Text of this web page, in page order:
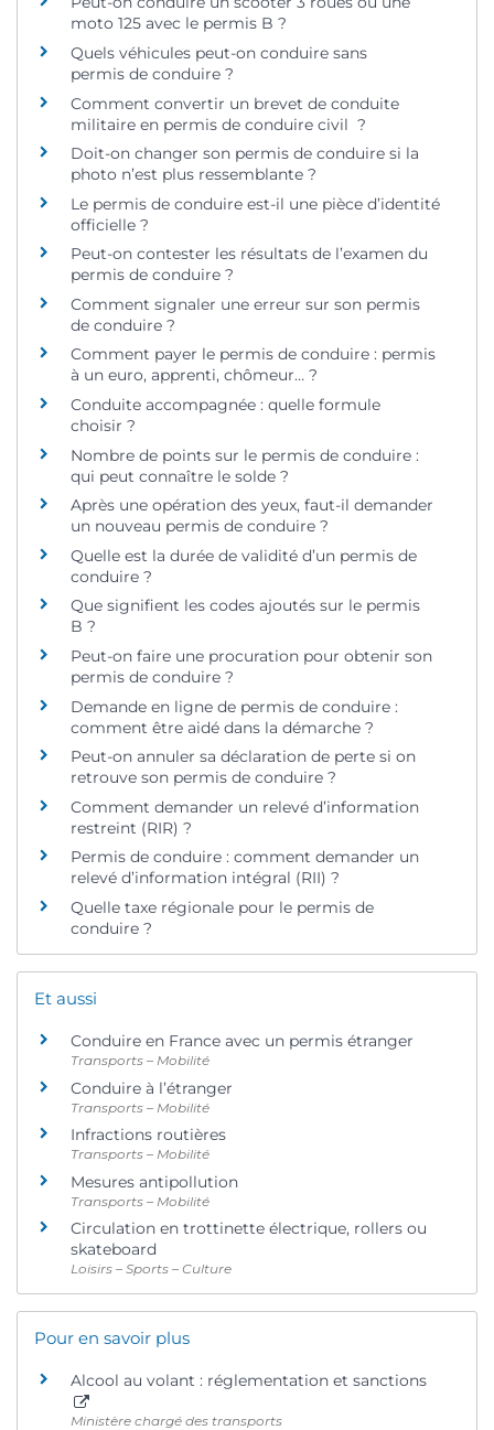
moto 125 avec le permis B ?
Quels véhicules peut-on conduire sans
permis de conduire ?
Comment convertir un brevet de conduite
militaire en permis de conduire civil ?
Doit-on changer son permis de conduire si la
photo n’est plus ressemblante ?
Le permis de conduire est-il une pièce d’identité
officielle ?
Peut-on contester les résultats de l’examen du
permis de conduire ?
Comment signaler une erreur sur son permis
de conduire ?
Comment payer le permis de conduire : permis
à un euro, apprenti, chômeur… ?
Conduite accompagnée : quelle formule
choisir ?
Nombre de points sur le permis de conduire :
qui peut connaître le solde ?
Après une opération des yeux, faut-il demander
un nouveau permis de conduire ?
Quelle est la durée de validité d’un permis de
conduire ?
Que signifient les codes ajoutés sur le permis
B ?
Peut-on faire une procuration pour obtenir son
permis de conduire ?
Demande en ligne de permis de conduire :
comment être aidé dans la démarche ?
Peut-on annuler sa déclaration de perte si on
retrouve son permis de conduire ?
Comment demander un relevé d’information
restreint (RIR) ?
Permis de conduire : comment demander un
relevé d’information intégral (RII) ?
Quelle taxe régionale pour le permis de
conduire ?
Et aussi
Conduire en France avec un permis étranger
Transports – Mobilité
Conduire à l’étranger
Transports – Mobilité
Infractions routières
Transports – Mobilité
Mesures antipollution
Transports – Mobilité
Circulation en trottinette électrique, rollers ou
skateboard
Loisirs – Sports – Culture
Pour en savoir plus
Alcool au volant : réglementation et sanctions
Ministère chargé des transports